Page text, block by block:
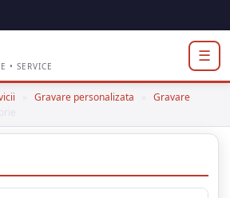
• SERVICE
☰
Gravare personalizata
Gravare